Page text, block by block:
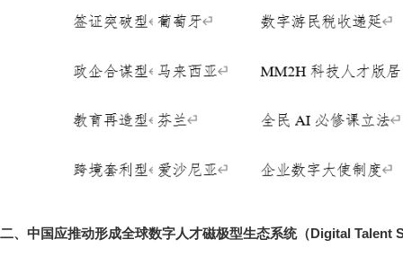
二、中国应推动形成全球数字人才磁极型生态系统（Digital Talent